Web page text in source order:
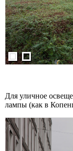
Для уличное
лампы (как в